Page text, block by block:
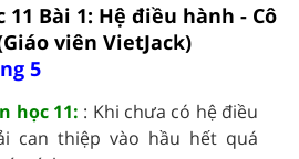
11 Bài 1: Hệ điều hành - Cô
viên VietJack)
5
học 11: : Khi chưa có hệ điều
can thiệp vào hầu hết quá